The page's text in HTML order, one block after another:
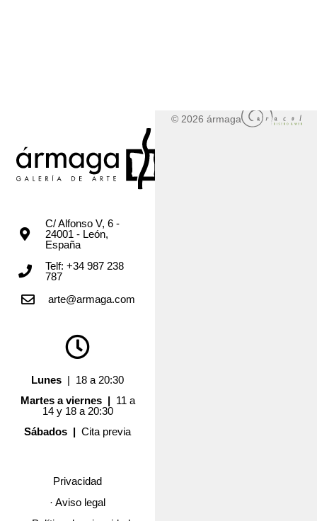
C/ Alfonso V, 6 -
24001 - León,
España
Telf: +34 987 238
787
arte@armaga.com
Lunes | 18 a 20:30
Martes a viernes | 11 a
14 y 18 a 20:30
Sábados |Cita previa
Privacidad
· Aviso legal
© 2026 ármaga